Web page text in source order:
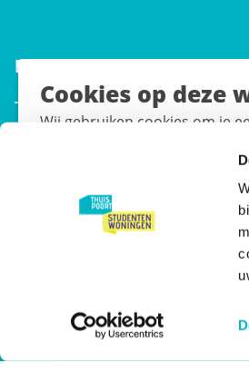
INFO & CONTACT
Contact
Gebruikersvoorwaarden &
De Thuispoort
Cookies op deze
Wij gebruiken cookies om je
te analyseren en je
toestemming of stel je eigen
cookiebeleidvoor meer
Cookies